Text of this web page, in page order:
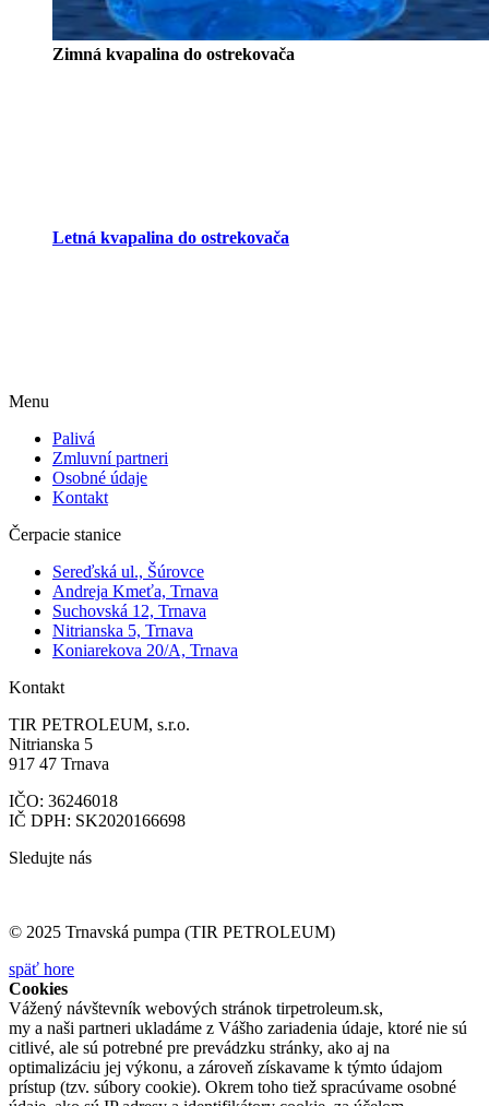
Zimná kvapalina do ostrekovača
Letná kvapalina do ostrekovača
Menu
Palivá
Zmluvní partneri
Osobné údaje
Kontakt
Čerpacie stanice
Sereďská ul., Šúrovce
Andreja Kmeťa, Trnava
Suchovská 12, Trnava
Nitrianska 5, Trnava
Koniarekova 20/A, Trnava
Kontakt
TIR PETROLEUM, s.r.o.
Nitrianska 5
917 47 Trnava
IČO: 36246018
IČ DPH: SK2020166698
Sledujte nás
© 2025 Trnavská pumpa (TIR PETROLEUM)
späť hore
Cookies
Vážený návštevník webových stránok tirpetroleum.sk,
my a naši partneri ukladáme z Vášho zariadenia údaje, ktoré nie sú
citlivé, ale sú potrebné pre prevádzku stránky, ako aj na
optimalizáciu jej výkonu, a zároveň získavame k týmto údajom
prístup (tzv. súbory cookie). Okrem toho tiež spracúvame osobné